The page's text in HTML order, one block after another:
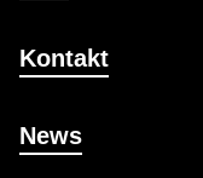
Kontakt
News